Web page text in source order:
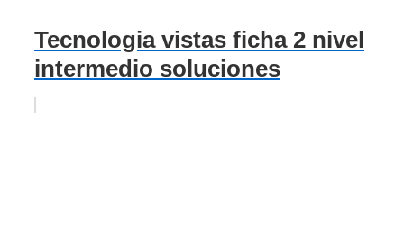
Tecnologia vistas ficha 2 nivel
intermedio soluciones